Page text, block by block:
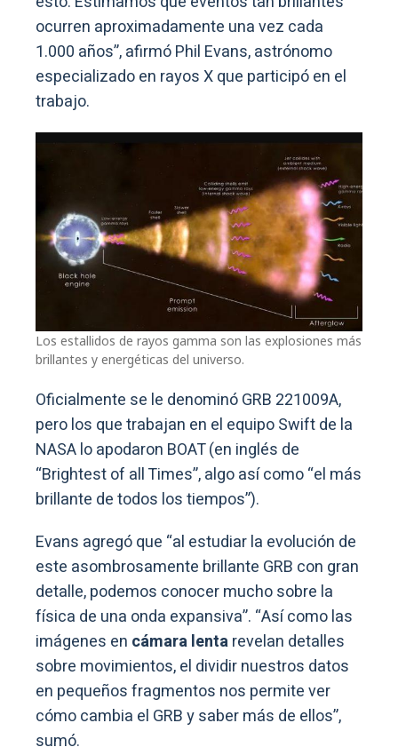
ocurren aproximadamente una vez cada
1.000 años”, afirmó Phil Evans, astrónomo
especializado en rayos X que participó en el
trabajo.
Los estallidos de rayos gamma son las explosiones más
brillantes y energéticas del universo.
Oficialmente se le denominó GRB 221009A,
pero los que trabajan en el equipo Swift de la
NASA lo apodaron BOAT (en inglés de
“Brightest of all Times”, algo así como “el más
brillante de todos los tiempos”).
Evans agregó que “al estudiar la evolución de
este asombrosamente brillante GRB con gran
detalle, podemos conocer mucho sobre la
física de una onda expansiva”. “Así como las
imágenes en cámara lentarevelan detalles
sobre movimientos, el dividir nuestros datos
en pequeños fragmentos nos permite ver
cómo cambia el GRB y saber más de ellos”,
sumó.